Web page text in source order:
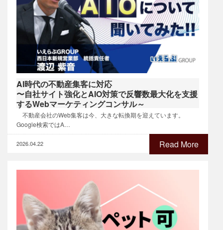
AI時代の不動産集客に対応
〜自社サイト強化とAIO対策で反響数最大化を支援
するWebマーケティングコンサル～
不動産会社のWeb集客は今、大きな転換期を迎えています。
Google検索ではA…
Read More
2026.04.22